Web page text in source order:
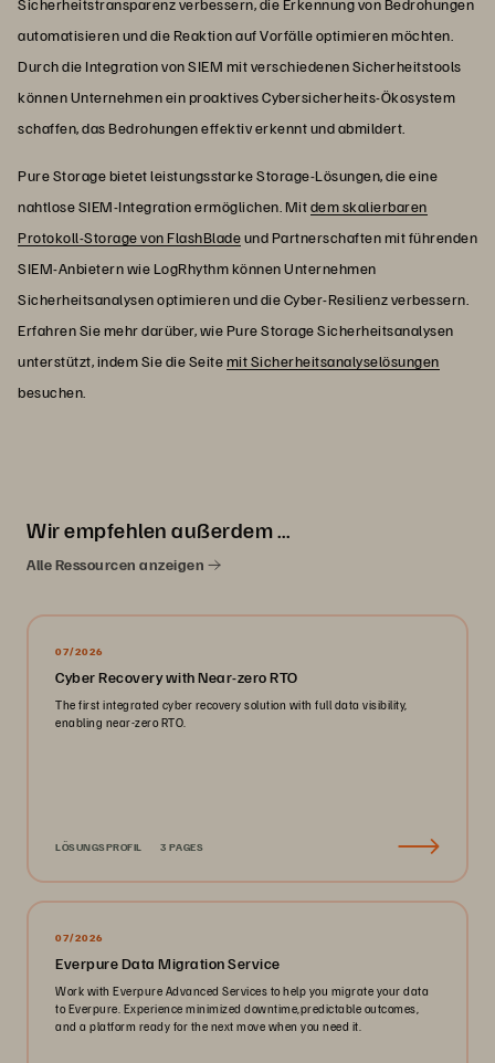
Sicherheitstransparenz verbessern, die Erkennung von Bedrohungen
automatisieren und die Reaktion auf Vorfälle optimieren möchten.
Durch die Integration von SIEM mit verschiedenen Sicherheitstools
können Unternehmen ein proaktives Cybersicherheits-Ökosystem
schaffen, das Bedrohungen effektiv erkennt und abmildert.
Pure Storage bietet leistungsstarke Storage-Lösungen, die eine
nahtlose SIEM-Integration ermöglichen. Mitdem skalierbaren
Protokoll-Storage von FlashBladeund Partnerschaften mit führenden
SIEM-Anbietern wie LogRhythm können Unternehmen
Sicherheitsanalysen optimieren und die Cyber-Resilienz verbessern.
Erfahren Sie mehr darüber, wie Pure Storage Sicherheitsanalysen
unterstützt, indem Sie die Seitemit Sicherheitsanalyselösungen
besuchen.
Wir empfehlen außerdem …
Alle Ressourcen anzeigen
07/2026
Cyber Recovery with Near-zero RTO
The first integrated cyber recovery solution with full data visibility,
enabling near-zero RTO.
LÖSUNGSPROFIL 3 PAGES
07/2026
Everpure Data Migration Service
Work with Everpure Advanced Services to help you migrate your data
to Everpure. Experience minimized downtime,predictable outcomes,
and a platform ready for the next move when you need it.